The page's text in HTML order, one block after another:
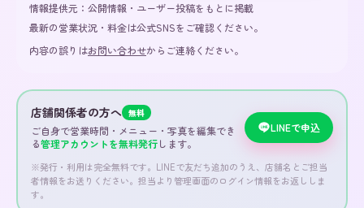
情報提供元： 公開情報・ユーザー投稿をもとに掲載
最新の営業状況・料金は公式SNSをご確認ください。
内容の誤りはお問い合わせからご連絡ください。
店舗関係者の方へ 無料
ご自身で営業時間・メニュー・写真を編集でき
る管理アカウントを無料発行します。
LINEで申込
※発行・利用は完全無料です。LINEで友だち追加のうえ、店舗名とご担当
者情報をお送りください。担当より管理画面のログイン情報をお返ししま
す。